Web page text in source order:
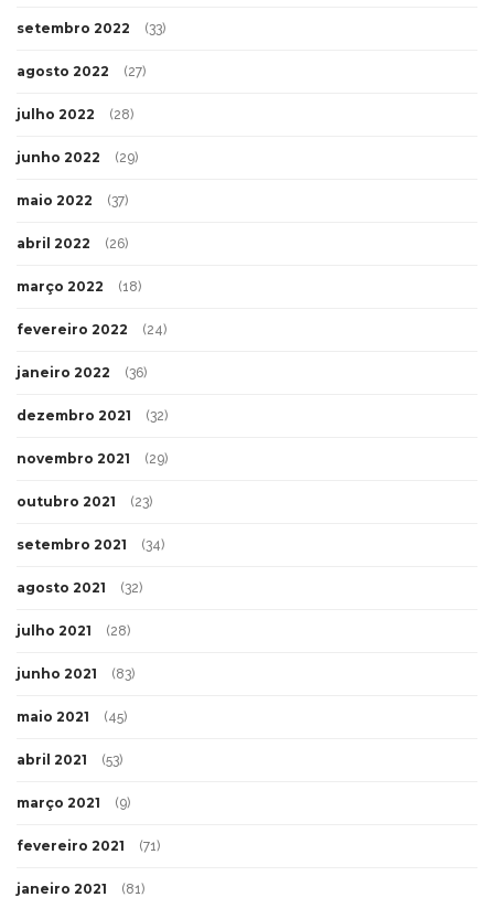
setembro 2022 (33)
agosto 2022 (27)
julho 2022 (28)
junho 2022 (29)
maio 2022 (37)
abril 2022 (26)
março 2022 (18)
fevereiro 2022 (24)
janeiro 2022 (36)
dezembro 2021 (32)
novembro 2021 (29)
outubro 2021 (23)
setembro 2021 (34)
agosto 2021 (32)
julho 2021 (28)
junho 2021 (83)
maio 2021 (45)
abril 2021 (53)
março 2021 (9)
fevereiro 2021 (71)
janeiro 2021 (81)